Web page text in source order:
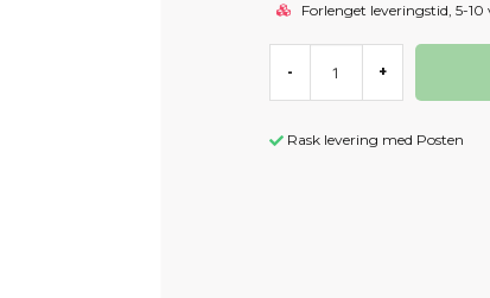
Forlenget leveringstid, 5-10
- +
Rask levering med Posten